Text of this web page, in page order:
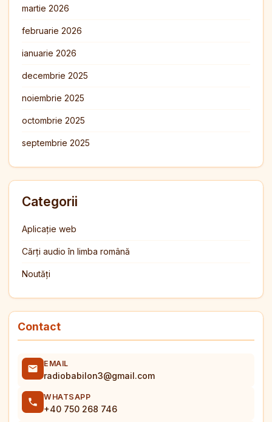
martie 2026
februarie 2026
ianuarie 2026
decembrie 2025
noiembrie 2025
octombrie 2025
septembrie 2025
Categorii
Aplicație web
Cărți audio în limba română
Noutăți
Contact
EMAIL
radiobabilon3@gmail.com
WHATSAPP
+40 750 268 746